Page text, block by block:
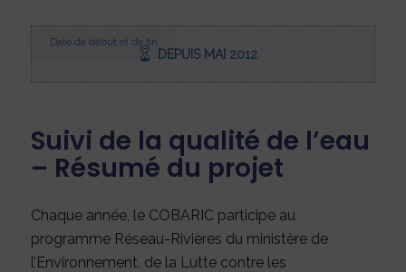
Date de début et de fin
DEPUIS MAI 2012
Suivi de la qualité de l’eau
– Résumé du projet
Chaque année, le COBARIC participe au
programme Réseau-Rivières du ministère de
l’Environnement, de la Lutte contre les